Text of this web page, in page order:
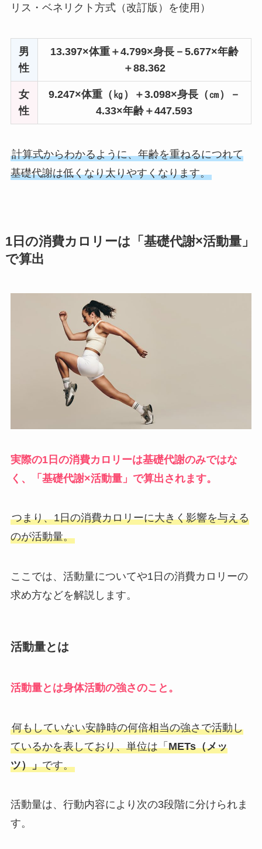
リス・ベネリクト方式（改訂版）を使用）
男
性
13.397×体重＋4.799×身長－5.677×年齢
＋88.362
女
性
9.247×体重（㎏）＋3.098×身長（㎝）－
4.33×年齢＋447.593
計算式からわかるように、年齢を重ねるにつれて
基礎代謝は低くなり太りやすくなります。
1日の消費カロリーは「基礎代謝×活動量」
で算出
実際の1日の消費カロリーは基礎代謝のみではな
く、「基礎代謝×活動量」で算出されます。
つまり、1日の消費カロリーに大きく影響を与える
のが活動量。
ここでは、活動量についてや1日の消費カロリーの
求め方などを解説します。
活動量とは
活動量とは身体活動の強さのこと。
何もしていない安静時の何倍相当の強さで活動し
ているかを表しており、単位は「METs（メッ
ツ）」です。
活動量は、行動内容により次の3段階に分けられま
す。